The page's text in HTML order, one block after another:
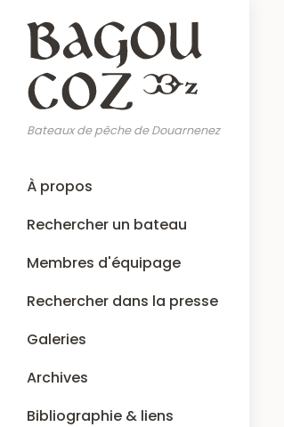
contenu
principal
Bateaux de pêche de Douarnenez
Main
navigation
À propos
Rechercher un bateau
Membres d'équipage
Rechercher dans la presse
Galeries
Archives
Bibliographie & liens